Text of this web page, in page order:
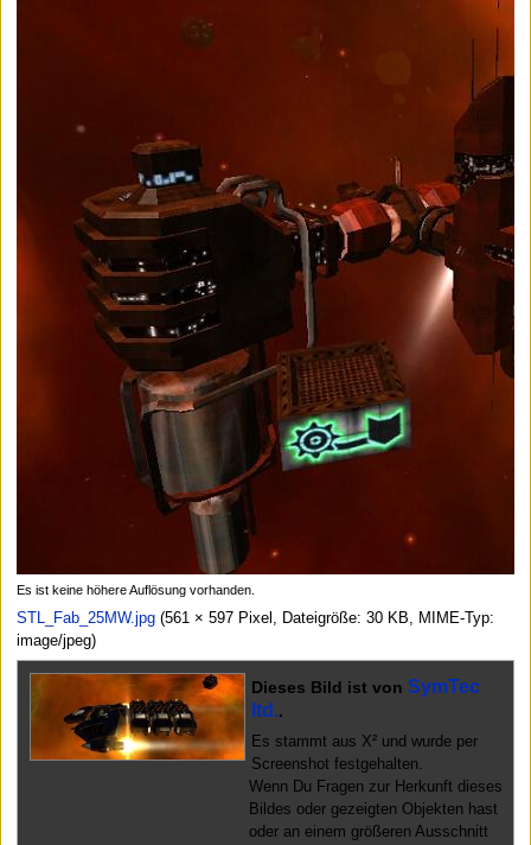
Es ist keine höhere Auflösung vorhanden.
STL_Fab_25MW.jpg (561 × 597 Pixel, Dateigröße: 30 KB, MIME-Typ:
image/jpeg)
Dieses Bild ist von SymTec
ltd..
Es stammt aus X² und wurde per
Screenshot festgehalten.
Wenn Du Fragen zur Herkunft dieses
Bildes oder gezeigten Objekten hast
oder an einem größeren Ausschnitt